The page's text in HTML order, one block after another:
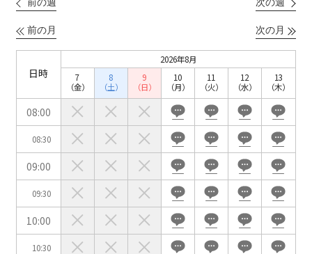
前の週 次の週
前の月 次の月
日時
2026年8月
7
（金）
8
（土）
9
（日）
10
（月）
11
（火）
12
（水）
13
（木）
08:00
08:30
09:00
09:30
10:00
10:30
お電話でのお問合せ
03-3346-1396
受付時間 9:00～18:00（土日祝日・年末年始を除く）
WEBからのお問合せ
お問合せフォーム
口の字型 島型 T字島型
面積